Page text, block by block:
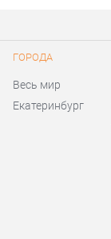
ГОРОДА
Весь мир
Екатеринбург